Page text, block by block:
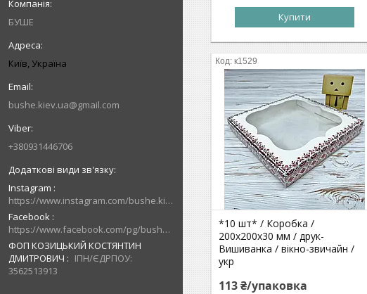
БУШЕ
Київ, Україна
bushe.kiev.ua@gmail.com
+380931446706
Instagram
https://www.instagram.com/bushe.kiev.ua/
Facebook
https://www.facebook.com/pg/bushe.kiev.ua/posts/
ФОП КОЗИЦЬКИЙ КОСТЯНТИН
ДМИТРОВИЧ
ІПН/ЄДРПОУ:
3562513913
Купити
к1529
*10 шт* / Коробка /
200х200х30 мм / друк-
Вишиванка / вікно-звичайн /
укр
113 ₴/упаковка